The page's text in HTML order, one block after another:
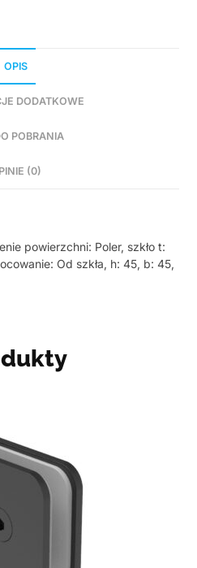
OPIS
DODATKOWE
POBRANIA
(0)
powierzchni: Poler, szkło t:
Od szkła, h: 45, b: 45,